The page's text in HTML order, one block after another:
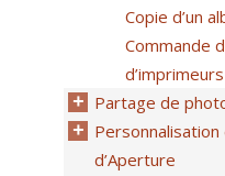
Copie d’un
Commande
Partage de
Personnalisation
d’Aperture